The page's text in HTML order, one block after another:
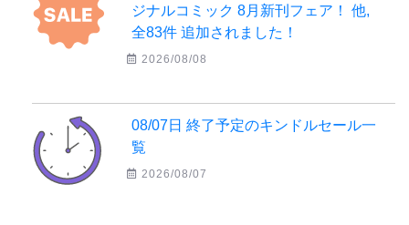
ジナルコミック 8月新刊フェア！ 他,
全83件 追加されました！
2026/08/08
08/07日 終了予定のキンドルセール一
覧
2026/08/07